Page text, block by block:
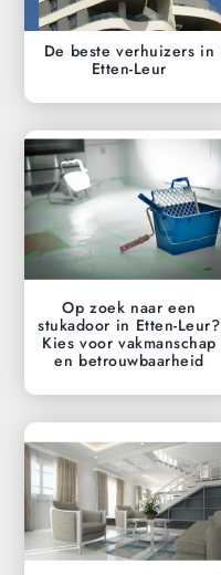
De beste verhuizers in
Etten-Leur
Op zoek naar een
stukadoor in Etten-Leur?
Kies voor vakmanschap
en betrouwbaarheid